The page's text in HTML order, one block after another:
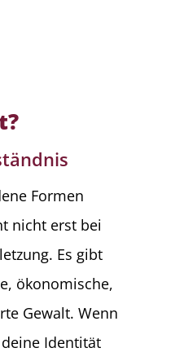
Formen
nicht erst bei
Es gibt
ökonomische,
Gewalt. Wenn
Identität